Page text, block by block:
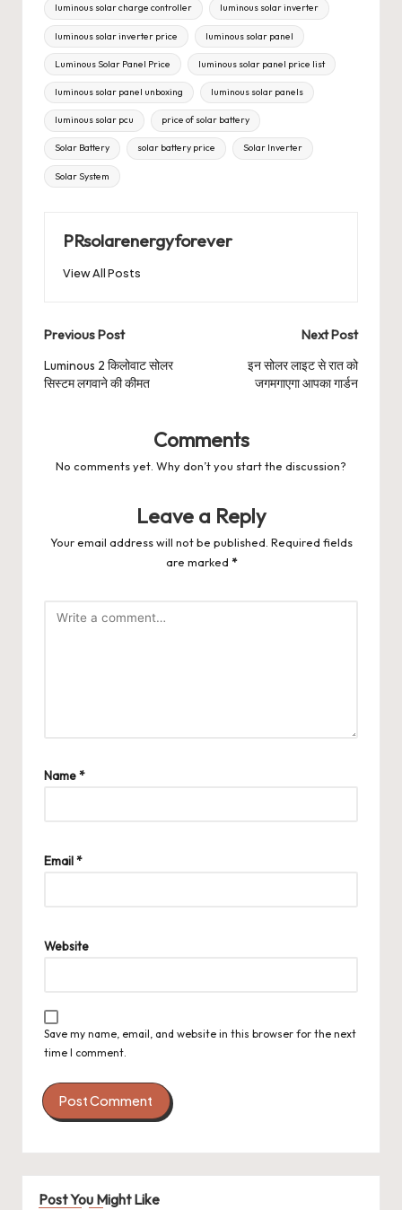
luminous solar charge controller luminous solar inverter
luminous solar inverter price luminous solar panel
Luminous Solar Panel Price luminous solar panel price list
luminous solar panel unboxing luminous solar panels
luminous solar pcu price of solar battery
Solar Battery solar battery price Solar Inverter
Solar System
PRsolarenergyforever
View All Posts
Post
navigation
Previous Post
Luminous 2 किलोवाट सोलर
सिस्टम लगवाने की कीमत
Next Post
इन सोलर लाइट से रात को
जगमगाएगा आपका गार्डन
Comments
No comments yet. Why don’t you start the discussion?
Leave a Reply
Your email address will not be published. Required fields
are marked *
Name*
Email*
Website
Save my name, email, and website in this browser for the next
time I comment.
Post You Might Like